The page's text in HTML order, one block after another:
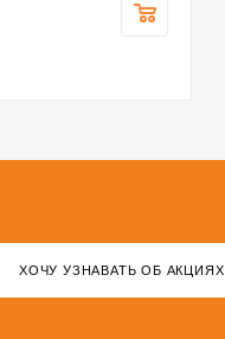
ХОЧУ УЗНАВАТЬ ОБ АКЦИЯХ